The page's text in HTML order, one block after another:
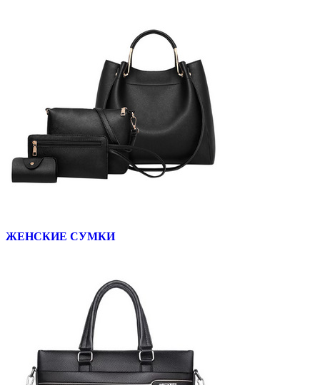
ЖЕНСКИЕ СУМКИ